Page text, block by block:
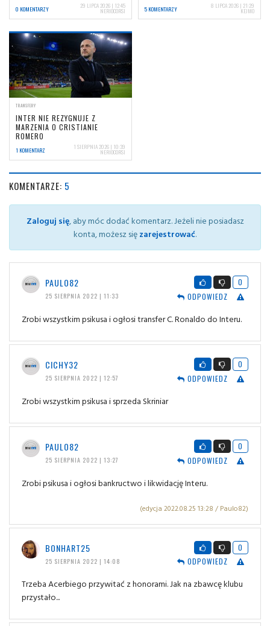
0 KOMENTARZY 29 LIPCA 2026 | 12:45
NERIOCORSI 5 KOMENTARZY 8 LIPCA 2026 | 21:29
KEJMO
TRANSFERY
INTER NIE REZYGNUJE Z
MARZENIA O CRISTIANIE
ROMERO
1 KOMENTARZ 1 SIERPNIA 2026 | 10:39
NERIOCORSI
KOMENTARZE: 5
Zaloguj się, aby móc dodać komentarz. Jeżeli nie posiadasz
konta, możesz sięzarejestrować.
PAULO82
25 SIERPNIA 2022 | 11:33
0
ODPOWIEDZ
Zrobi wszystkim psikusa i ogłosi transfer C. Ronaldo do Interu.
CICHY32
25 SIERPNIA 2022 | 12:57
0
ODPOWIEDZ
Zrobi wszystkim psikusa i sprzeda Skriniar
PAULO82
25 SIERPNIA 2022 | 13:27
0
ODPOWIEDZ
Zrobi psikusa i ogłosi bankructwo i likwidację Interu.
(edycja 2022.08.25 13:28 / Paulo82)
BONHART25
25 SIERPNIA 2022 | 14:08
0
ODPOWIEDZ
Trzeba Acerbiego przywitać z honorami. Jak na zbawcę klubu
przystało...